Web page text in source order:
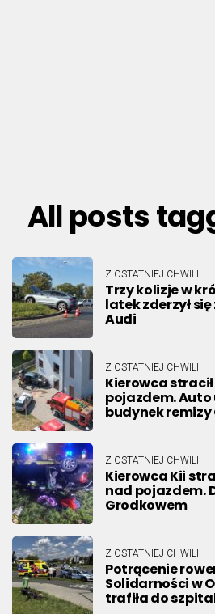
All posts
Z OSTATNIEJ CHWILI
Trzy kolizje w
latek zderzył
Audi
Z OSTATNIEJ CHWILI
Kierowca
pojazdem. Auto
budynek remizy
Z OSTATNIEJ CHWILI
Kierowca Kii
nad pojazdem.
Grodkowem
Z OSTATNIEJ CHWILI
Potrącenie
Solidarności w
trafiła do